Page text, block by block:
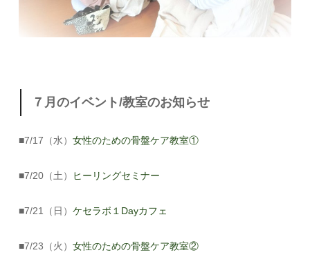
７月のイベント/教室のお知らせ
■7/17（水）女性のための骨盤ケア教室①
■7/20（土） ヒーリングセミナー
■7/21（日）ケセラボ１Dayカフェ
■7/23（火）女性のための骨盤ケア教室②